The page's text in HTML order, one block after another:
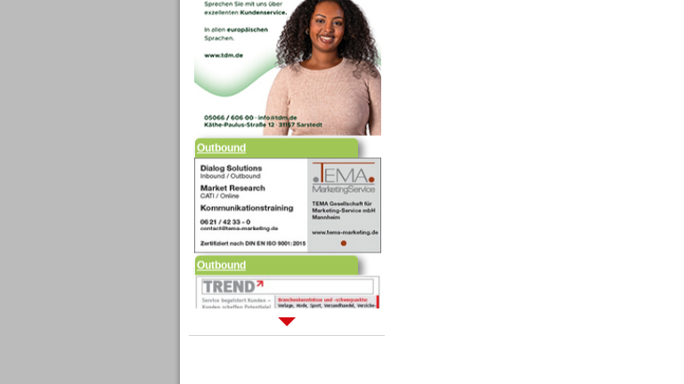
Outbound